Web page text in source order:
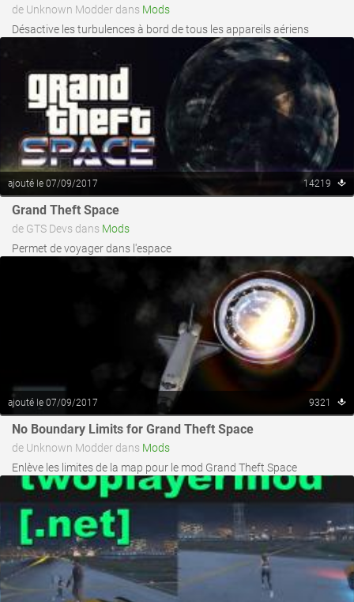
de Unknown Modder dans Mods
Désactive les turbulences à bord de tous les appareils aériens
ajouté le 07/09/2017 14219
Grand Theft Space
de GTS Devs dans Mods
Permet de voyager dans l'espace
voir ce fichier
ajouté le 07/09/2017 9321
No Boundary Limits for Grand Theft Space
de Unknown Modder dans Mods
Enlève les limites de la map pour le mod Grand Theft Space
voir ce fichier